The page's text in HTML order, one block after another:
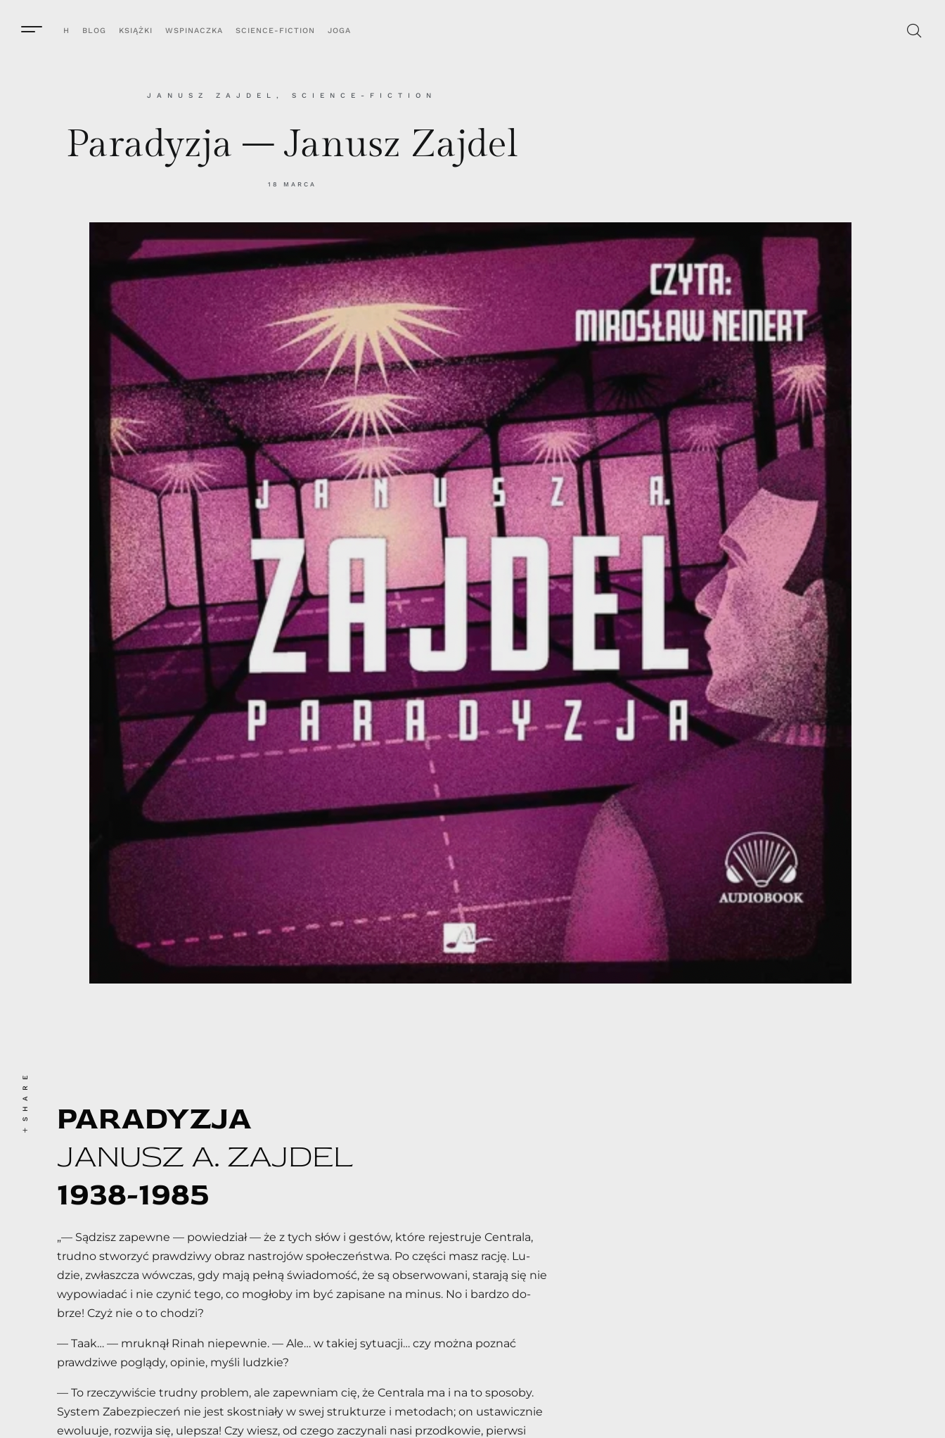
H BLOG KSIĄŻKI WSPINACZKA SCIENCE-FICTION JOGA
JANUSZ ZAJDEL , SCIENCE-FICTION
Paradyzja – Janusz Zajdel
18 MARCA
SHARE
PARADYZJA
JANUSZ A. ZAJDEL
1938-1985
„— Są­dzisz za­pew­ne — po­wie­dział — że z tych słów i ge­stów, któ­re re­je­stru­je Cen­tra­la,
trud­no stwo­rzyć praw­dzi­wy ob­raz na­stro­jów spo­łe­czeń­stwa. Po czę­ści masz ra­cję. Lu­
dzie, zwłasz­cza wów­czas, gdy mają peł­ną świa­do­mość, że są ob­ser­wo­wa­ni, sta­ra­ją się nie
wy­po­wia­dać i nie czy­nić tego, co mo­gło­by im być za­pi­sa­ne na mi­nus. No i bar­dzo do­
brze! Czyż nie o to cho­dzi?
— Taak… — mruk­nął Ri­nah nie­pew­nie. — Ale… w ta­kiej sy­tu­acji… czy moż­na po­znać
praw­dzi­we po­glą­dy, opi­nie, my­śli ludz­kie?
— To rze­czy­wi­ście trud­ny pro­blem, ale za­pew­niam cię, że Cen­tra­la ma i na to spo­so­by.
Sys­tem Za­bez­pie­czeń nie jest skost­nia­ły w swej struk­tu­rze i me­to­dach; on usta­wicz­nie
ewo­lu­uje, roz­wi­ja się, ulep­sza! Czy wiesz, od cze­go za­czy­na­li nasi przod­ko­wie, pierw­si